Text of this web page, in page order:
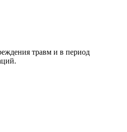
травм и в период